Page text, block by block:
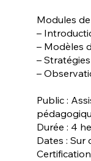
Modules
–
– Modèles
–
–
Public :
Durée : 4
Dates : Sur